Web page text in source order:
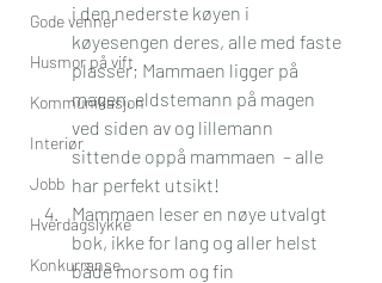
Gode venner
Husmor på vift
Kommunikasjon
Interiør
Jobb
Hverdagslykke
Konkurranse
i den nederste køyen i
køyesengen deres, alle med faste
plasser; Mammaen ligger på
magen, eldstemann på magen
ved siden av og lillemann
sittende oppå mammaen  – alle
har perfekt utsikt!
Mammaen leser en nøye utvalgt
bok, ikke for lang og aller helst
både morsom og fin